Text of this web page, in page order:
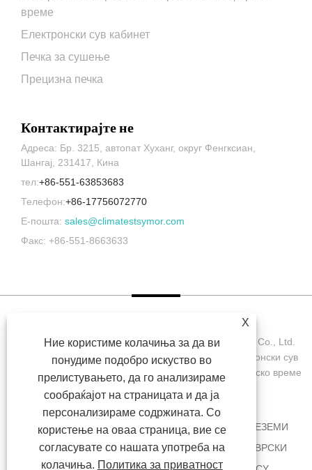
време
Електронски сув кабинет
Печка за сушење
Прецизна печка
Контактирајте не
Адреса: Бр. 3215, автопат Хуханг, округ Фенгксиан,
Шангај, 231417, Кина
тел:+86-551-63853683
Телефон:+86-17756072770
Е-пошта: sales@climatestsymor.com
Факс: +86-551-8663633
Авторски права © 2022 Symor Instrument Equipment Co., Ltd.
Комора за тестирање на животната средина, електронски сув
кабинет, комора за тестирање за забрзано атмосферско време
Сите права се задржани.
ДОМА ЗА НАС ПРОИЗВОДИ ВЕСТИ
ПРЕЗЕМИ
ИСПРАТИ БАРАЊЕ
КОНТАКТИРАЈТЕ НЕ
ВРСКИ
X
Ние користиме колачиња за да ви
понудиме подобро искуство во
прелистувањето, да го анализираме
сообраќајот на страницата и да ја
персонализираме содржината. Со
користење на оваа страница, вие се
согласувате со нашата употреба на
колачиња. Политика за приватност